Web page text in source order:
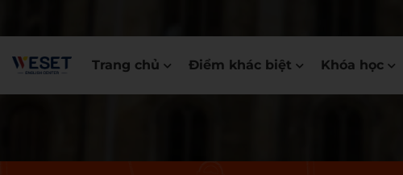
Trang chủ Điểm khác biệt Khóa học